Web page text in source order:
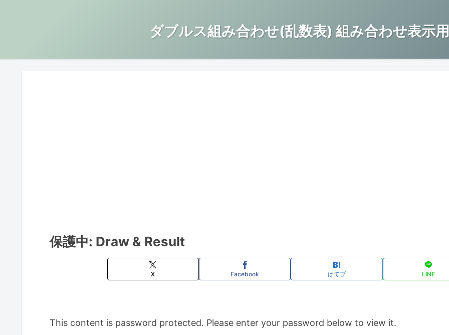
ダブルス組み合わせ(乱数表) 組み合わせ表示
保護中: Draw & Result
X Facebook はてブ LINE
This content is password protected. Please enter your password below to view it.